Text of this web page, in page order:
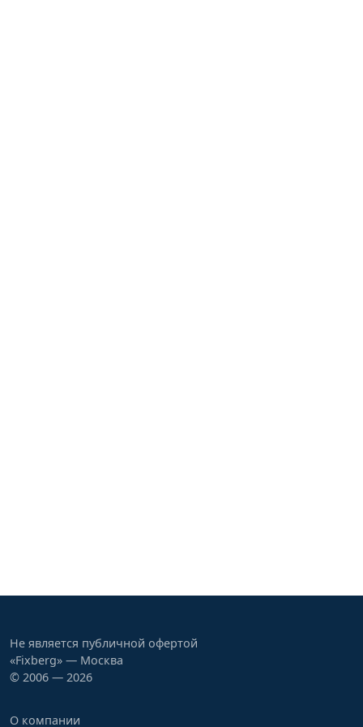
Не является публичной офертой
«Fixberg» — Москва
© 2006 — 2026
О компании